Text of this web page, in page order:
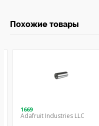
Похожие товары
1669
Adafruit Industries LLC